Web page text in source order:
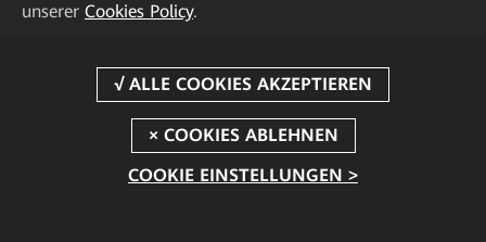
unserer Cookies Policy.
COOKIE EINSTELLUNGEN >